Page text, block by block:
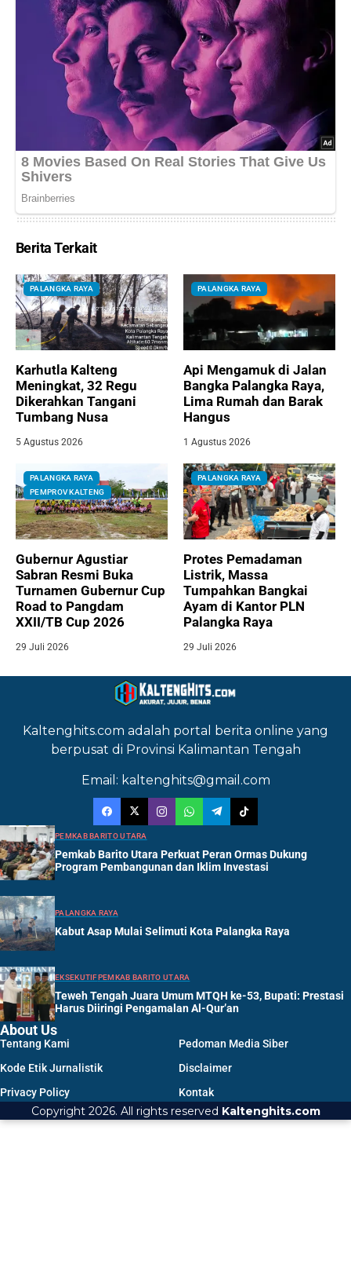
Berita Terkait
PALANGKA RAYA
Karhutla Kalteng
Meningkat, 32 Regu
Dikerahkan Tangani
Tumbang Nusa
5 Agustus 2026
PALANGKA RAYA
Api Mengamuk di Jalan
Bangka Palangka Raya,
Lima Rumah dan Barak
Hangus
1 Agustus 2026
PALANGKA RAYA
PEMPROV KALTENG
Gubernur Agustiar
Sabran Resmi Buka
Turnamen Gubernur Cup
Road to Pangdam
XXII/TB Cup 2026
29 Juli 2026
PALANGKA RAYA
Protes Pemadaman
Listrik, Massa
Tumpahkan Bangkai
Ayam di Kantor PLN
Palangka Raya
29 Juli 2026
Kaltenghits.com adalah portal berita online yang
berpusat di Provinsi Kalimantan Tengah
Email: kaltenghits@gmail.com
PEMKAB BARITO UTARA
Pemkab Barito Utara Perkuat Peran Ormas Dukung
Program Pembangunan dan Iklim Investasi
PALANGKA RAYA
Kabut Asap Mulai Selimuti Kota Palangka Raya
EKSEKUTIFPEMKAB BARITO UTARA
Teweh Tengah Juara Umum MTQH ke-53, Bupati: Prestasi
Harus Diiringi Pengamalan Al-Qur’an
About Us
Tentang Kami
Pedoman Media Siber
Kode Etik Jurnalistik
Disclaimer
Privacy Policy
Kontak
Copyright 2026. All rights reserved Kaltenghits.com